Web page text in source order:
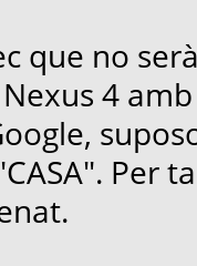
que no
4
Per